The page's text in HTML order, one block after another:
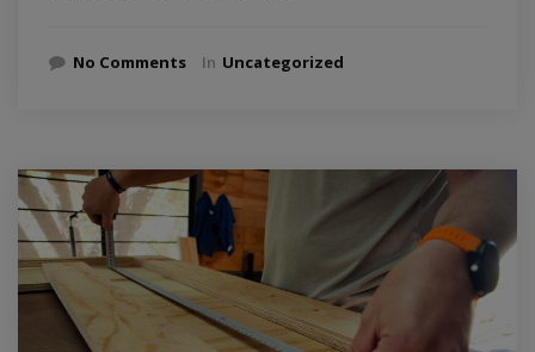
No Comments In Uncategorized